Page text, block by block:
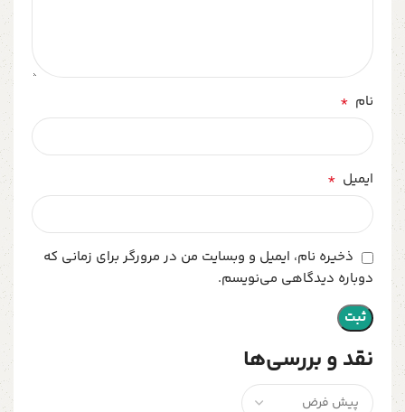
نقد و بررسی‌ها
نام *
ایمیل *
ذخیره نام، ایمیل و وبسایت من در مرورگر برای زمانی که
دوباره دیدگاهی می‌نویسم.